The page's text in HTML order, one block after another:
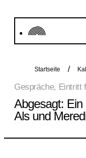
Startseite
Gespräche, Eintritt
Abgesagt:
Als und